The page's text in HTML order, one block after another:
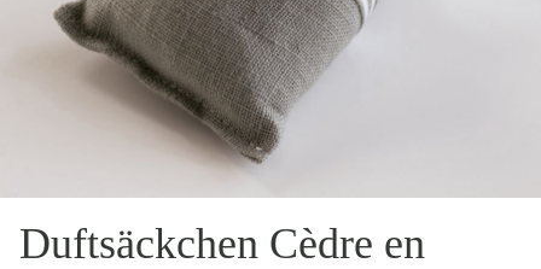
Duftsäckchen Cèdre en